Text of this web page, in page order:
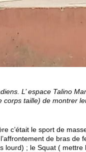
L’ espace Talino
taille) de montrer
c’était le sport de
de bras de
lourd) ; le Squat (